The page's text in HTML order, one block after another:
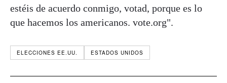
estéis de acuerdo conmigo, votad, porque es lo
que hacemos los americanos. vote.org".
ELECCIONES EE.UU. ESTADOS UNIDOS